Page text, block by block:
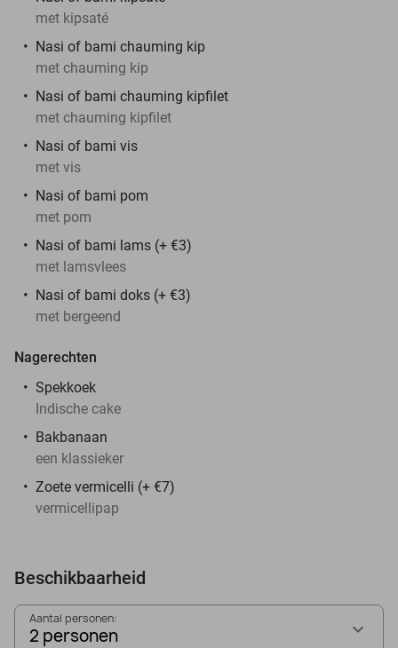
met kipsaté
Nasi of bami chauming kip
met chauming kip
Nasi of bami chauming kipfilet
met chauming kipfilet
Nasi of bami vis
met vis
Nasi of bami pom
met pom
Nasi of bami lams (+ €3)
met lamsvlees
Nasi of bami doks (+ €3)
met bergeend
Nagerechten
Spekkoek
Indische cake
Bakbanaan
een klassieker
Zoete vermicelli (+ €7)
vermicellipap
Beschikbaarheid
Aantal personen:
2 personen